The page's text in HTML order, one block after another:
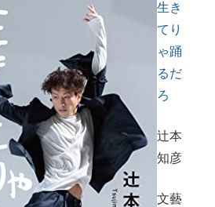
生き
てり
ゃ踊
るだ
ろ
辻本
知彦
文藝